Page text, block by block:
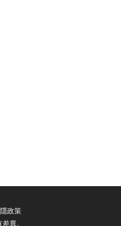
政策
異。